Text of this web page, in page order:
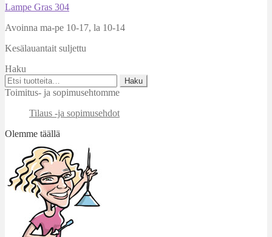
Artikkelien
selaus
Edellinen
Lampe Gras 304
Avoinna ma-pe 10-17, la 10-14
Kesälauantait suljettu
Haku
Etsi:
Haku
Toimitus- ja sopimusehtomme
Tilaus -ja sopimusehdot
Olemme täällä